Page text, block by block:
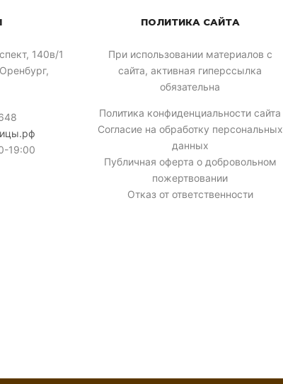
140в/1
19:00
ПОЛИТИКА САЙТА
При использовании материалов с
сайта, активная гиперссылка
обязательна
Политика конфиденциальности сайта
Согласие на обработку персональных
данных
Публичная оферта о добровольном
пожертвовании
Отказ от ответственности